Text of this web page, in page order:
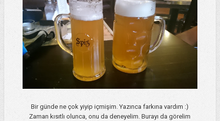
Bir günde ne çok yiyip içmişim. Yazınca farkına vardım :)
Zaman kısıtlı olunca, onu da deneyelim. Burayı da görelim